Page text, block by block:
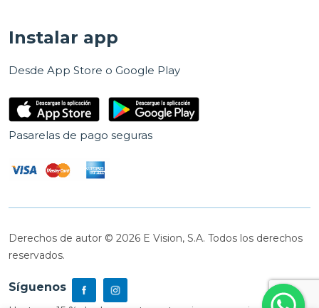
Instalar app
Desde App Store o Google Play
Pasarelas de pago seguras
Derechos de autor © 2026 E Vision, S.A. Todos los derechos
reservados.
Síguenos